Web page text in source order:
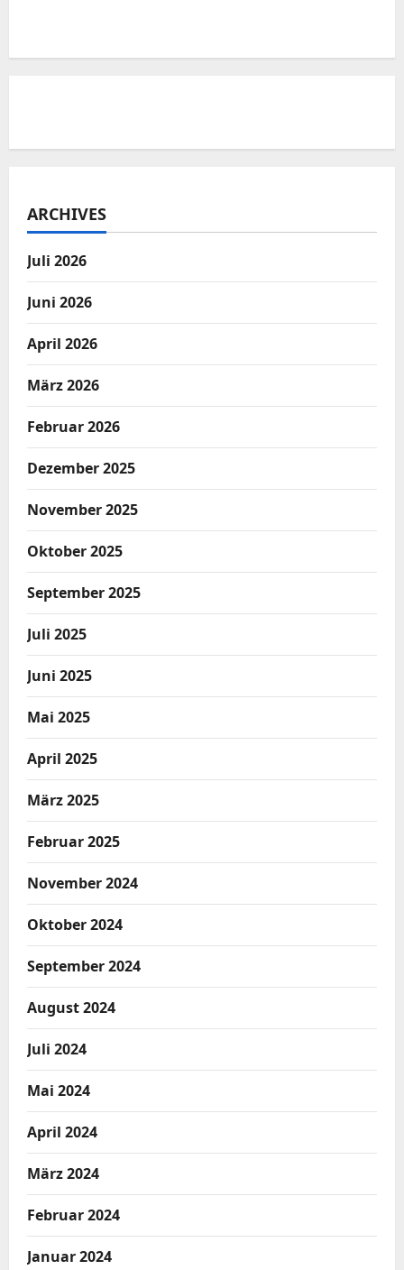
ARCHIVES
Juli 2026
Juni 2026
April 2026
März 2026
Februar 2026
Dezember 2025
November 2025
Oktober 2025
September 2025
Juli 2025
Juni 2025
Mai 2025
April 2025
März 2025
Februar 2025
November 2024
Oktober 2024
September 2024
August 2024
Juli 2024
Mai 2024
April 2024
März 2024
Februar 2024
Januar 2024